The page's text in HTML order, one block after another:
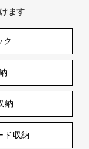
ます
ク
納
ド収納